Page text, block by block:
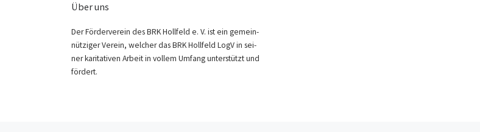
Über uns
Der För­der­ver­ein des BRK Holl­feld e. V. ist ein gemein­
nüt­zi­ger Ver­ein, wel­cher das BRK Holl­feld LogV in sei­
ner kari­ta­ti­ven Arbeit in vol­lem Umfang unter­stützt und
fördert.